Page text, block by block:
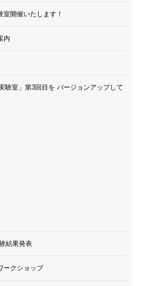
開催いたします！
内
験室」第3回目を バージョンアップして
結果発表
ークショップ